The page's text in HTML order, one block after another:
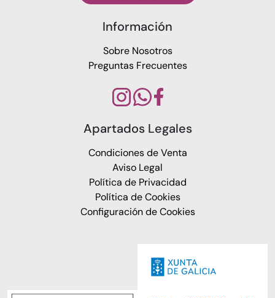
Información
Sobre Nosotros
Preguntas Frecuentes
Apartados Legales
Condiciones de Venta
Aviso Legal
Política de Privacidad
Política de Cookies
Configuración de Cookies